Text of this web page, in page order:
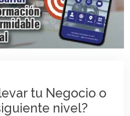
tu Negocio o
nivel?